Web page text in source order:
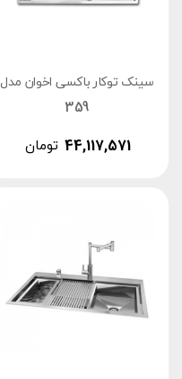
سینک توکار باکسی اخوان مدل
359
تومان 44,117,571